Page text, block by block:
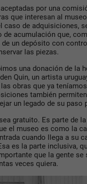
por una
que interesan al
caso de adquisiciones,
de acumulación que,
un depósito con
las piezas.
una donación de la
Quin, un artista
obras que ya
también
un legado de su paso
gratuito. Es parte de
el museo es como la
cuando llega a su
es la parte inclusiva,
que la gente se
veces quiera.